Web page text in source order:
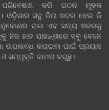
ପରିବେଷଣ କରି ଗଠନ ମୂଳକ
ଓଡ଼ିଶାର ସବୁ ଜିଲା ଖବର ହେଉ କି
ଭଲ ଏବ ସତ୍ୟ ଖବରକୁ
ହାତ ପାହାନ୍ତାରେ ସବୁ ବେଳେ
କରାଇବା ପାଇଁ ପ୍ରୟାସ
ସମ୍ପୃକ୍ତି କାମନା କରୁଛୁ।